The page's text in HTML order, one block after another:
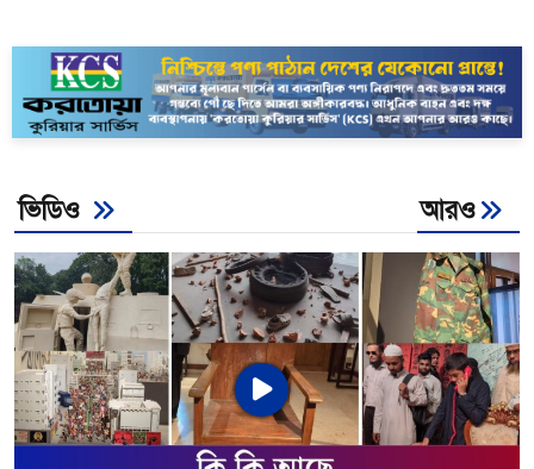
ভিডিও আরও